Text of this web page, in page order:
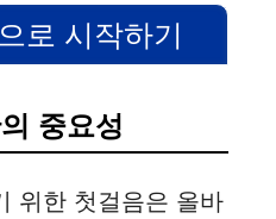
로 시작하기
중요성
위한 첫걸음은 올바